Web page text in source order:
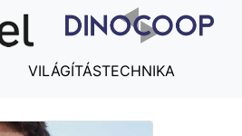
VILÁGÍTÁSTECHNIKA